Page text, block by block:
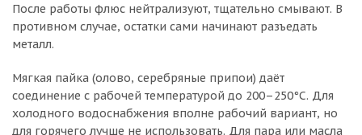
После работы флюс нейтрализуют, тщательно смывают. В
противном случае, остатки сами начинают разъедать
металл.
Мягкая пайка (олово, серебряные припои) даёт
соединение с рабочей температурой до 200–250°C. Для
холодного водоснабжения вполне рабочий вариант, но
для горячего лучше не использовать. Для пара или масла